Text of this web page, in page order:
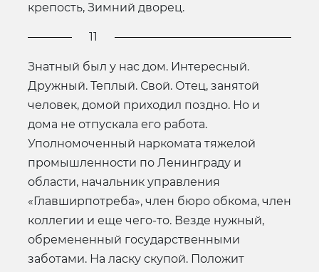
крепость, Зимний дворец.
11
Знатный был у нас дом. Интересный.
Дружный. Теплый. Свой. Отец, занятой
человек, домой приходил поздно. Но и
дома не отпускала его работа.
Уполномоченный наркомата тяжелой
промышленности по Ленинграду и
области, начальник управления
«Главширпотреба», член бюро обкома, член
коллегии и еще чего-то. Везде нужный,
обремененный государственными
заботами. На ласку скупой. Положит